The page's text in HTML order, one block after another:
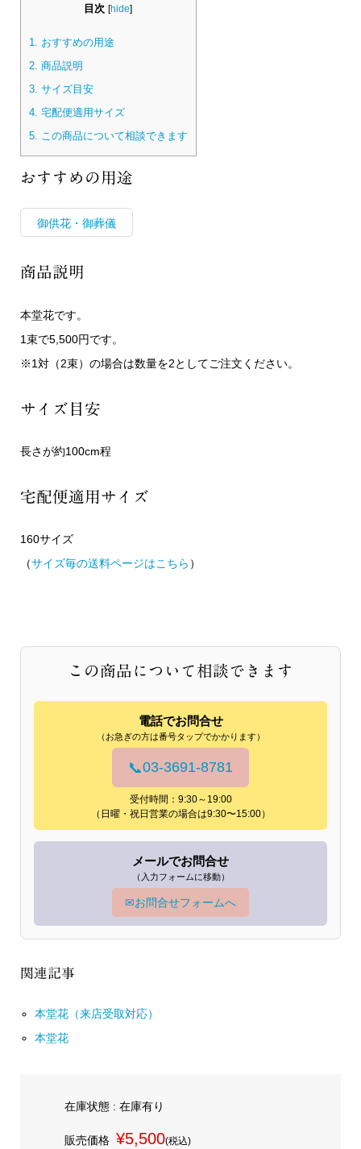
目次 [hide]
1. おすすめの用途
2. 商品説明
3. サイズ目安
4. 宅配便適用サイズ
5. この商品について相談できます
おすすめの用途
御供花・御葬儀
商品説明
本堂花です。
1束で5,500円です。
※1対（2束）の場合は数量を2としてご注文ください。
サイズ目安
長さが約100cm程
宅配便適用サイズ
160サイズ
（サイズ毎の送料ページはこちら ）
この商品について相談できます
電話でお問合せ
（お急ぎの方は番号タップでかかります）
📞03-3691-8781
受付時間：9:30～19:00
（日曜・祝日営業の場合は9:30〜15:00）
メールでお問合せ
（入力フォームに移動）
✉お問合せフォームへ
関連記事
本堂花（来店受取対応）
本堂花
在庫状態 : 在庫有り
販売価格 ¥5,500(税込)